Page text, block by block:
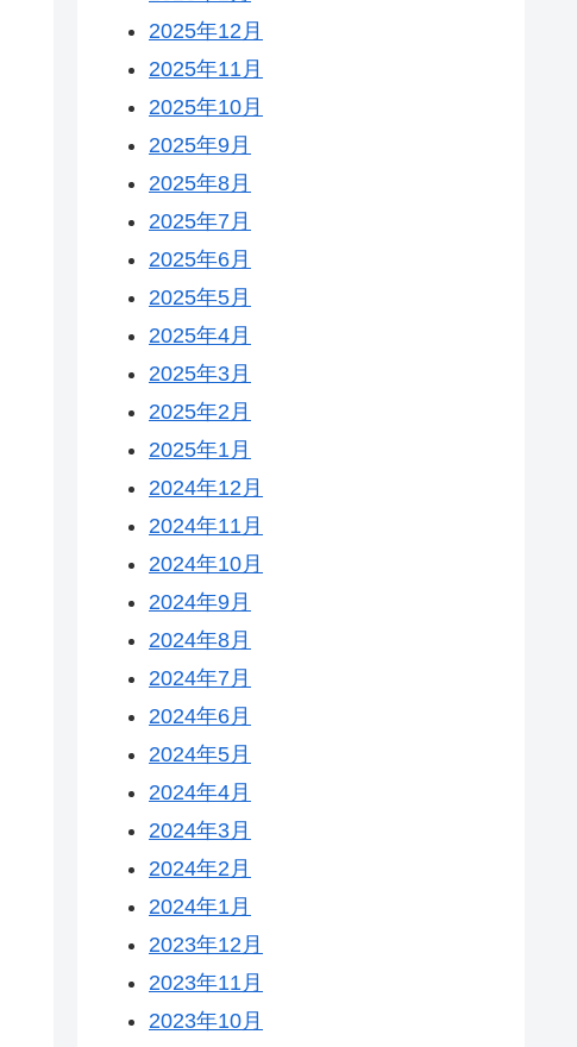
2025年12月
2025年11月
2025年10月
2025年9月
2025年8月
2025年7月
2025年6月
2025年5月
2025年4月
2025年3月
2025年2月
2025年1月
2024年12月
2024年11月
2024年10月
2024年9月
2024年8月
2024年7月
2024年6月
2024年5月
2024年4月
2024年3月
2024年2月
2024年1月
2023年12月
2023年11月
2023年10月